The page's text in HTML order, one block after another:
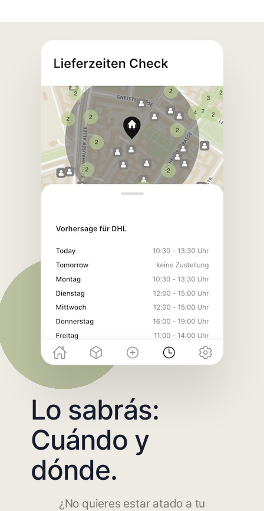
Lo sabrás:
Cuándo y
dónde.
¿No quieres estar atado a tu